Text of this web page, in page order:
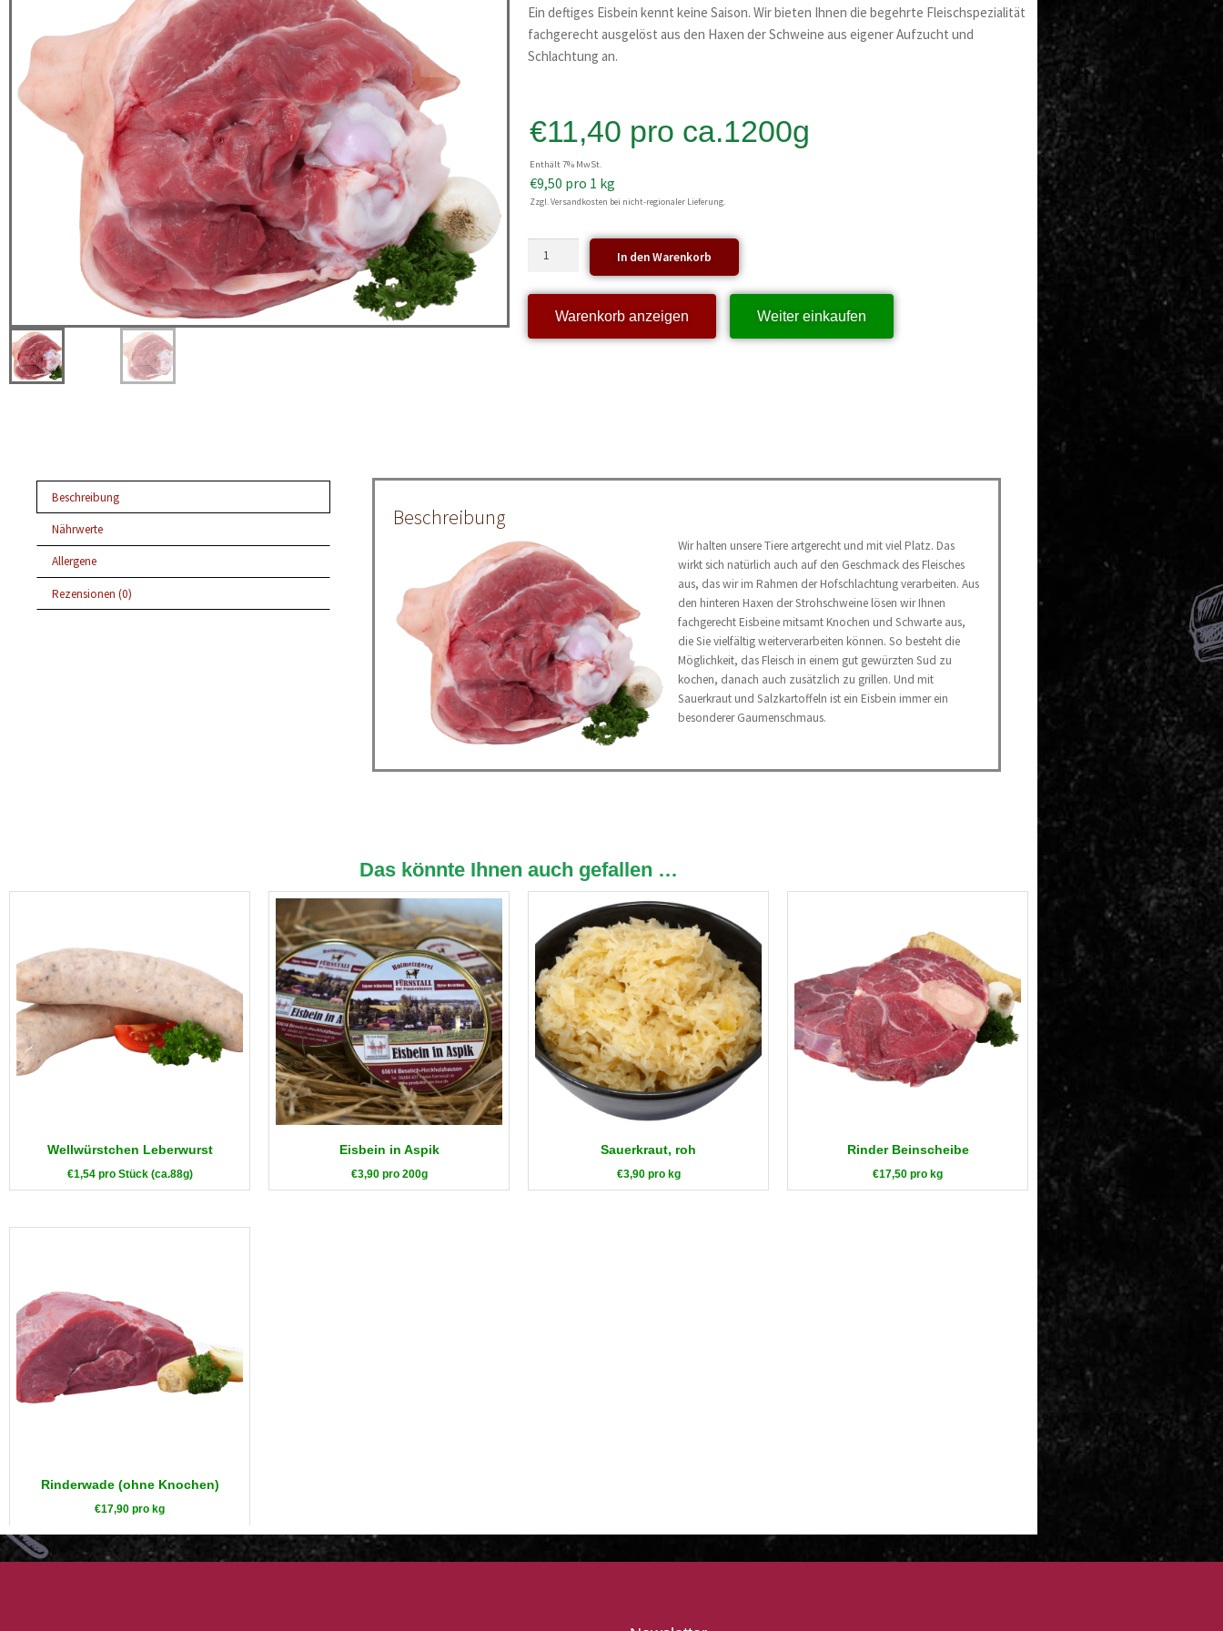
Ein deftiges Eisbein kennt keine Saison. Wir bieten Ihnen die begehrte Fleischspezialität
fachgerecht ausgelöst aus den Haxen der Schweine aus eigener Aufzucht und
Schlachtung an.
€11,40 pro ca.1200g
Enthält 7% MwSt.
€9,50 pro 1 kg
Zzgl. Versandkosten bei nicht-regionaler Lieferung.
In den Warenkorb
Warenkorb anzeigen Weiter einkaufen
Beschreibung
Nährwerte
Allergene
Rezensionen (0)
Beschreibung
Wir halten unsere Tiere artgerecht und mit viel Platz. Das
wirkt sich natürlich auch auf den Geschmack des Fleisches
aus, das wir im Rahmen der Hofschlachtung verarbeiten. Aus
den hinteren Haxen der Strohschweine lösen wir Ihnen
fachgerecht Eisbeine mitsamt Knochen und Schwarte aus,
die Sie vielfältig weiterverarbeiten können. So besteht die
Möglichkeit, das Fleisch in einem gut gewürzten Sud zu
kochen, danach auch zusätzlich zu grillen. Und mit
Sauerkraut und Salzkartoffeln ist ein Eisbein immer ein
besonderer Gaumenschmaus.
Das könnte Ihnen auch gefallen …
Wellwürstchen Leberwurst
€1,54 pro Stück (ca.88g)
Eisbein in Aspik
€3,90 pro 200g
Sauerkraut, roh
€3,90pro kg
Rinder Beinscheibe
€17,50 pro kg
Rinderwade (ohne Knochen)
€17,90 pro kg